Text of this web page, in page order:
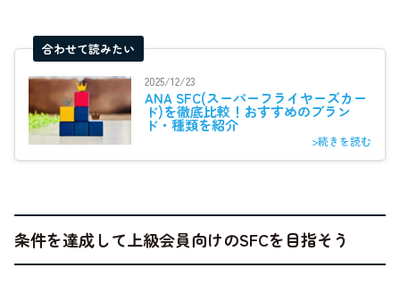
合わせて読みたい
2025/12/23
ANA SFC(スーパーフライヤーズカー
ド)を徹底比較！おすすめのブラン
ド・種類を紹介
>続きを読む
条件を達成して上級会員向けのSFCを目指そう